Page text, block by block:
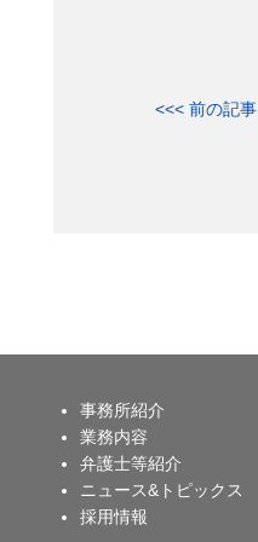
<<< 前の記事
事務所紹介
業務内容
弁護士等紹介
ニュース&トピックス
採用情報